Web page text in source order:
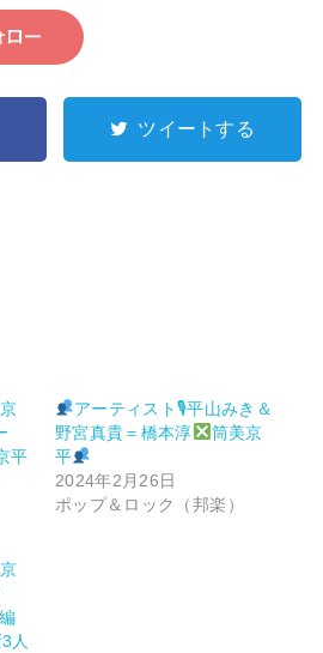
ツイートする
平
アーティスト🎙平山みき＆
野宮真貴＝橋本淳
筒美京
平
2024年2月26日
ポップ＆ロック（邦楽）
人